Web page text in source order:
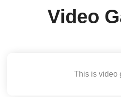
Video
This is video